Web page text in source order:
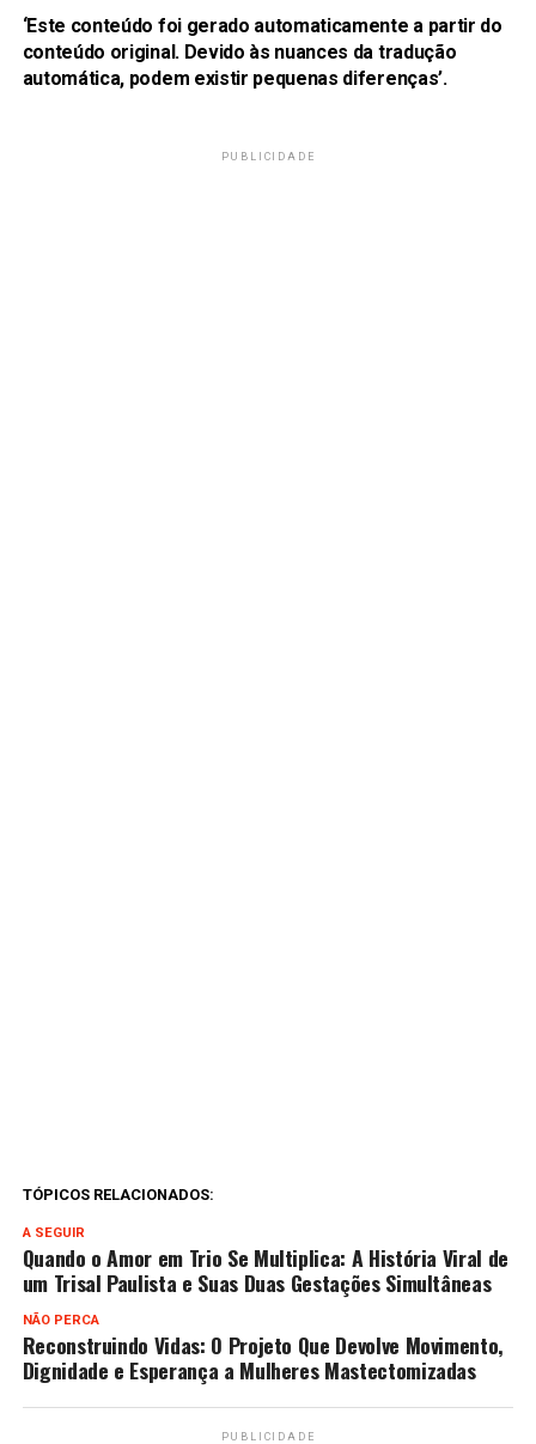
‘Este conteúdo foi gerado automaticamente a partir do
conteúdo original. Devido às nuances da tradução
automática, podem existir pequenas diferenças’.
PUBLICIDADE
TÓPICOS RELACIONADOS:
A SEGUIR
Quando o Amor em Trio Se Multiplica: A História Viral de
um Trisal Paulista e Suas Duas Gestações Simultâneas
NÃO PERCA
Reconstruindo Vidas: O Projeto Que Devolve Movimento,
Dignidade e Esperança a Mulheres Mastectomizadas
PUBLICIDADE